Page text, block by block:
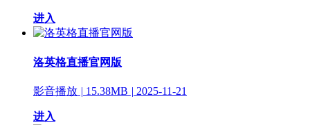
进入
洛英格直播官网版
影音播放 | 15.38MB | 2025-11-21
进入